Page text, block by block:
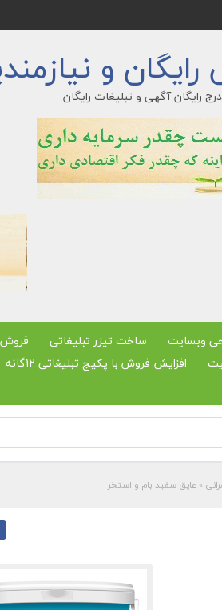
و
رایگان آگهی و تبلیغات رایگان
وبسایت ساخت تیزر تبلیغاتی فروش
افزایش فروش با پکیج تبلیغاتی 12گانه
» عایق سفید بام و استخر